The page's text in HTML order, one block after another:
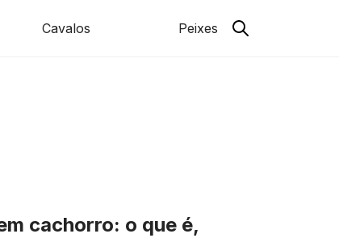
Cavalos Peixes
cachorro: o que é,